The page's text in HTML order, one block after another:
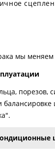
мы
порезов,